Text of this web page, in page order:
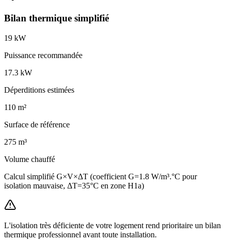
Bilan thermique simplifié
19 kW
Puissance recommandée
17.3 kW
Déperditions estimées
110 m²
Surface de référence
275 m³
Volume chauffé
Calcul simplifié G×V×ΔT (coefficient G=1.8 W/m³.°C pour
isolation mauvaise, ΔT=35°C en zone H1a)
L'isolation très déficiente de votre logement rend prioritaire un bilan
thermique professionnel avant toute installation.